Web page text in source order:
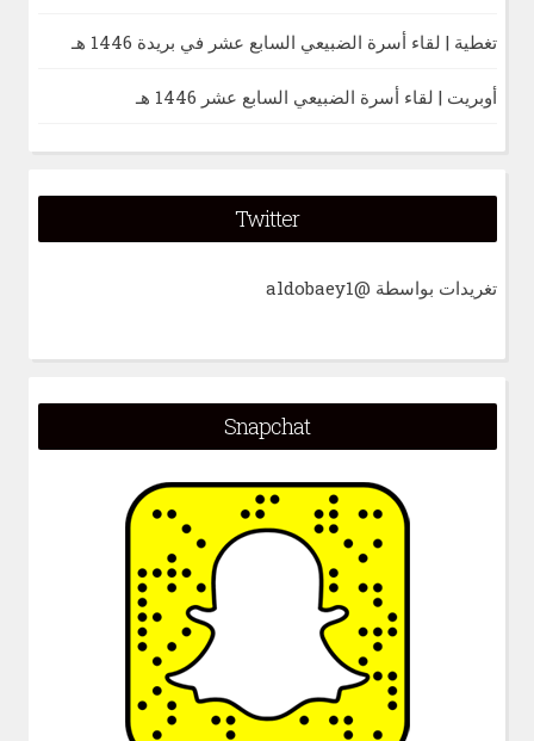
تغطية | لقاء أسرة الضبيعي السابع عشر في بريدة 1446 هـ
أوبريت | لقاء أسرة الضبيعي السابع عشر 1446 هـ
Twitter
تغريدات بواسطة @aldobaey1
Snapchat